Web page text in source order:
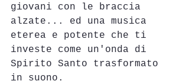
giovani con le braccia
alzate... ed una musica
eterea e potente che ti
investe come un'onda di
Spirito Santo trasformato
in suono.